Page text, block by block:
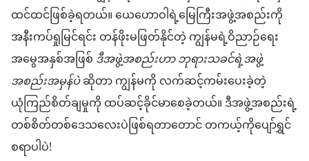
ထင်​ထင်​ဖြစ်​ခဲ့​ရတယ်။ ယေဟောဝါ​ရဲ့​မြေကြီး​အဖွဲ့အစည်း​ကို
အနီးကပ်​ရှုမြင်​ရင်း တန်ဖိုး​မ​ဖြတ်​နိုင်​တဲ့ ကျွန်မ​ရဲ့​ဝိညာဉ်​ရေး​
အမွေအနှစ်​အဖြစ်ဒီ​အဖွဲ့အစည်း​ဟာ ဘုရားသခင်​ရဲ့​အဖွဲ့
အစည်း​အမှန်​ပဲဆိုတာ ကျွန်မ​ကို လက်ဆင့်ကမ်း​ပေး​ခဲ့​တဲ့
ယုံကြည်​စိတ်ချမှု​ကို ထပ်ဆင့်​ခိုင်မာ​စေ​ခဲ့တယ်။ ဒီ​အဖွဲ့အစည်း​ရဲ့
တစ်စိတ်​တစ်​ဒေသ​လေး​ပဲ​ဖြစ်​ရတာ​တောင် တကယ့်ကို​ပျော်ရွှင်
စရာ​ပါ​ပဲ!